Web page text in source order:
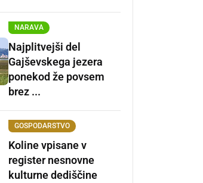
NARAVA
Najplitvejši del
Gajševskega jezera
ponekod že povsem
brez ...
GOSPODARSTVO
Koline vpisane v
register nesnovne
kulturne dediščine